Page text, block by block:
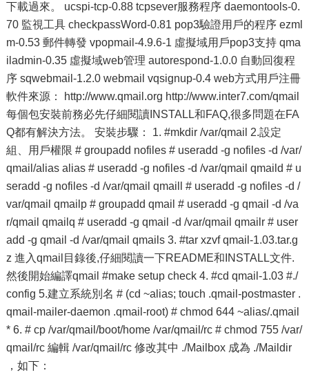
下載過來。 ucspi-tcp-0.88 tcpsever服務程序 daemontools-0.
70 監視工具 checkpassWord-0.81 pop3驗證用戶的程序 ezml
m-0.53 郵件轉發 vpopmail-4.9.6-1 虛擬域用戶pop3支持 qma
iladmin-0.35 虛擬域web管理 autorespond-1.0.0 自動回復程
序 sqwebmail-1.2.0 webmail vqsignup-0.4 web方式用戶注冊
軟件來源： http://www.qmail.org http://www.inter7.com/qmail
每個包安裝前務必先仔細閱讀INSTALL和FAQ,很多問題在FA
Q都有解決方法。 安裝步驟： 1. #mkdir /var/qmail 2.設定
組、用戶權限 # groupadd nofiles # useradd -g nofiles -d /var/
qmail/alias alias # useradd -g nofiles -d /var/qmail qmaild # u
seradd -g nofiles -d /var/qmail qmaill # useradd -g nofiles -d /
var/qmail qmailp # groupadd qmail # useradd -g qmail -d /va
r/qmail qmailq # useradd -g qmail -d /var/qmail qmailr # user
add -g qmail -d /var/qmail qmails 3. #tar xzvf qmail-1.03.tar.g
z 進入qmail目錄後,仔細閱讀一下README和INSTALL文件.
然後開始編譯qmail #make setup check 4. #cd qmail-1.03 #./
config 5.建立系統別名 # (cd ~alias; touch .qmail-postmaster .
qmail-mailer-daemon .qmail-root) # chmod 644 ~alias/.qmail
* 6. # cp /var/qmail/boot/home /var/qmail/rc # chmod 755 /var/
qmail/rc 編輯 /var/qmail/rc 修改其中 ./Mailbox 成為 ./Maildir
，如下：